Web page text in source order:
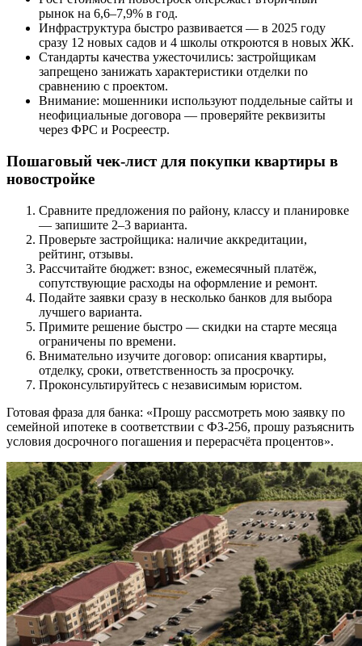
рынок на 6,6–7,9% в год.
Инфраструктура быстро развивается — в 2025 году
сразу 12 новых садов и 4 школы откроются в новых ЖК.
Стандарты качества ужесточились: застройщикам
запрещено занижать характеристики отделки по
сравнению с проектом.
Внимание: мошенники используют поддельные сайты и
неофициальные договора — проверяйте реквизиты
через ФРС и Росреестр.
Пошаговый чек-лист для покупки квартиры в
новостройке
Сравните предложения по району, классу и планировке
— запишите 2–3 варианта.
Проверьте застройщика: наличие аккредитации,
рейтинг, отзывы.
Рассчитайте бюджет: взнос, ежемесячный платёж,
сопутствующие расходы на оформление и ремонт.
Подайте заявки сразу в несколько банков для выбора
лучшего варианта.
Примите решение быстро — скидки на старте месяца
ограничены по времени.
Внимательно изучите договор: описания квартиры,
отделку, сроки, ответственность за просрочку.
Проконсультируйтесь с независимым юристом.
Готовая фраза для банка: «Прошу рассмотреть мою заявку по
семейной ипотеке в соответствии с ФЗ-256, прошу разъяснить
условия досрочного погашения и перерасчёта процентов».